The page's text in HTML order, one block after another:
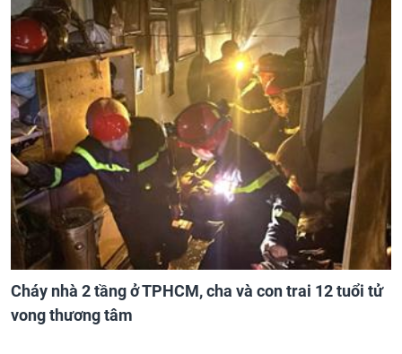
Cháy nhà 2 tầng ở TPHCM, cha và con trai 12 tuổi tử
vong thương tâm